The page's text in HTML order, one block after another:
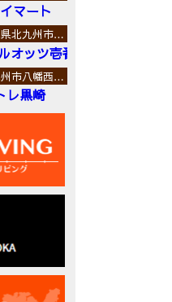
マート
北九州市…
オッツ壱番館
市八幡西…
レ黒崎